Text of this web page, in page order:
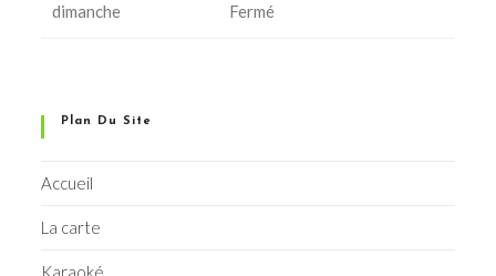
dimanche Fermé
Plan Du Site
Accueil
La carte
Karaoké